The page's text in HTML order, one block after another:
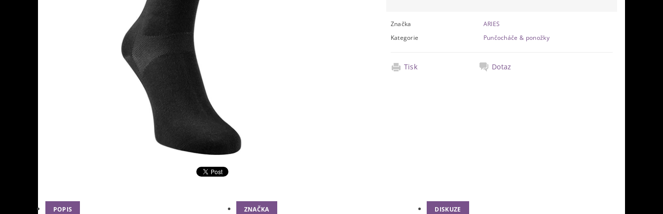
Značka
ARIES
Kategorie
Punčocháče & ponožky
Tisk Dotaz
POPIS ZNAČKA DISKUZE